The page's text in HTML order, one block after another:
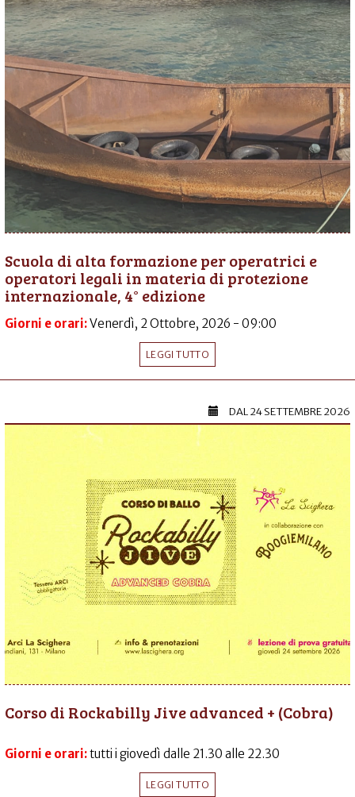
Scuola di alta formazione per operatrici e
operatori legali in materia di protezione
internazionale, 4° edizione
Giorni e orari:Venerdì, 2 Ottobre, 2026 - 09:00
LEGGI TUTTO
DAL24 SETTEMBRE 2026
Corso di Rockabilly Jive advanced + (Cobra)
Giorni e orari:tutti i giovedì dalle 21.30 alle 22.30
LEGGI TUTTO